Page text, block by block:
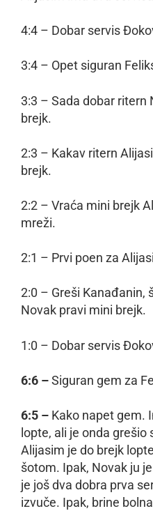
4:4 – Dobar servis
3:4 – Opet siguran
3:3 – Sada dobar ritern
brejk.
2:3 – Kakav ritern
brejk.
2:2 – Vraća mini brejk
mreži.
2:1 – Prvi poen za
2:0 – Greši Kanađanin,
Novak pravi mini brejk.
1:0 – Dobar servis
6:6 –Siguran gem za
6:5 – Kako napet gem.
lopte, ali je onda
Alijasim je do brejk
šotom. Ipak, Novak ju
je još dva dobra prva
izvuče. Ipak, brine